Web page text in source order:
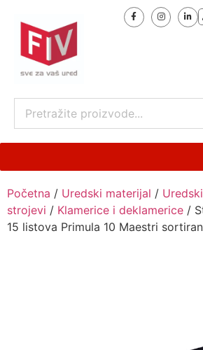
Početna / Uredski materijal /
strojevi / Klamerice i deklamerice /
15 listova Primula 10 Maestri